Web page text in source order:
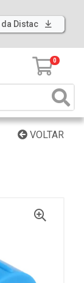
da Distac
0
VOLTAR